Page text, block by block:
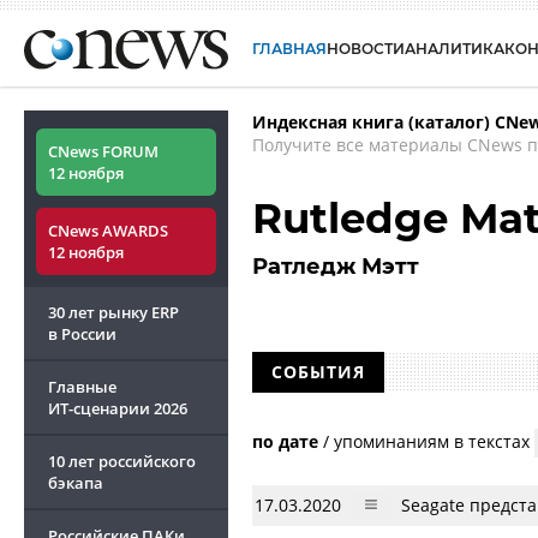
ГЛАВНАЯНОВОСТИАНАЛИТИКА
CNews FORUM
12 ноября
CNews AWARDS
12 ноября
30 лет рынку ERP
в России
Главные
ИТ-сценарии 2026
10 лет российского
бэкапа
Индексная книга (каталог)
Получите все материалы CNews
Rutledge
Ратледж Мэтт
СОБЫТИЯ
по дате / упоминаниям в текстах
17.03.2020 Seagate